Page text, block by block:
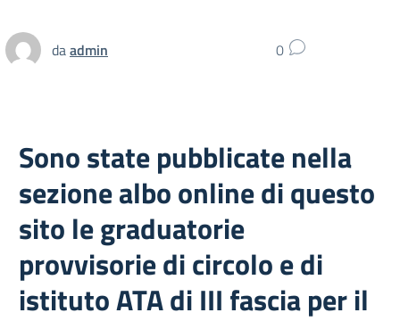
daadmin 0
Sono state pubblicate nella
sezione albo online di questo
sito le graduatorie
provvisorie di circolo e di
istituto ATA di III fascia per il